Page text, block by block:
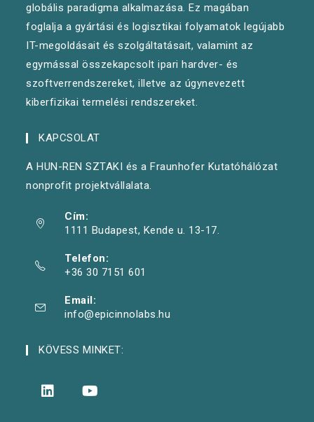
globális paradigma alkalmazása. Ez magában
foglalja a gyártási és logisztikai folyamatok legújabb
IT-megoldásait és szolgáltatásait, valamint az
egymással összekapcsolt ipari hardver- és
szoftverrendszereket, illetve az úgynevezett
kiberfizikai termelési rendszereket.
KAPCSOLAT
A HUN-REN SZTAKI és a Fraunhofer Kutatóhálózat
nonprofit projektvállalata.
Cím:
1111 Budapest, Kende u. 13-17.
Telefon:
+36 30 7151 601
Email:
info@epicinnolabs.hu
KÖVESS MINKET: